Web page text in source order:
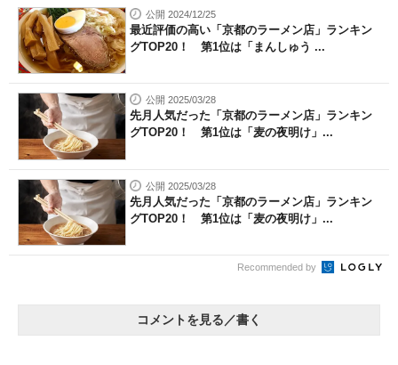
公開 2024/12/25
最近評価の高い「京都のラーメン店」ランキン
グTOP20！ 第1位は「まんしゅう ...
公開 2025/03/28
先月人気だった「京都のラーメン店」ランキン
グTOP20！ 第1位は「麦の夜明け」...
公開 2025/03/28
先月人気だった「京都のラーメン店」ランキン
グTOP20！ 第1位は「麦の夜明け」...
Recommended by
コメントを見る／書く